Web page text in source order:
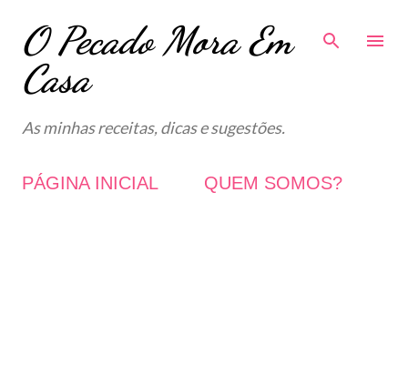
Avançar para o conteúdo principal
O Pecado Mora Em
Casa
As minhas receitas, dicas e sugestões.
PÁGINA INICIAL QUEM SOMOS?